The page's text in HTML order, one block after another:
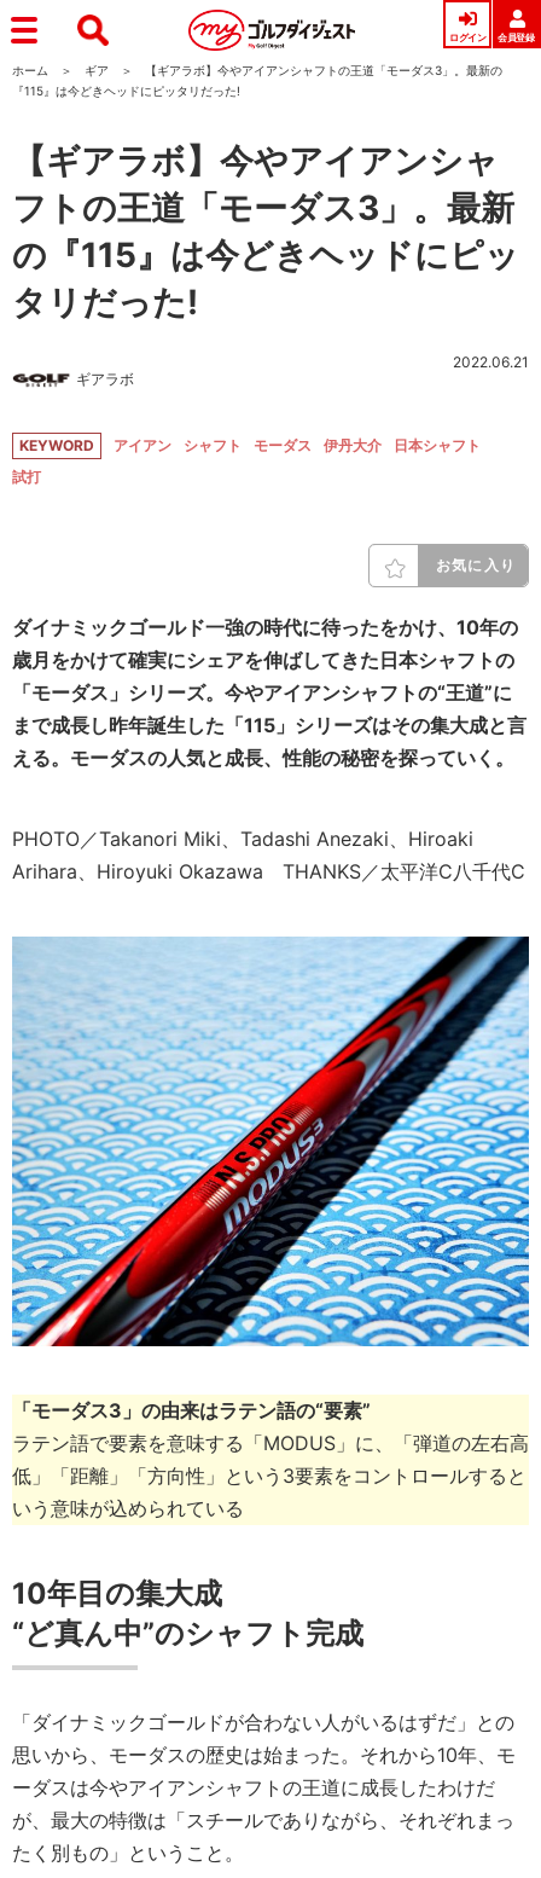
ログイン 会員登録
ホーム ギア
【ギアラボ】今やアイアンシャフトの王道「モーダス3」。最新の
『115』は今どきヘッドにピッタリだった!
【ギアラボ】今やアイアンシャ
フトの王道「モーダス3」。最新
の『115』は今どきヘッドにピッ
タリだった!
ギアラボ
2022.06.21
KEYWORD アイアン シャフト モーダス 伊丹大介
日本シャフト
試打
お気に入り
ダイナミックゴールド一強の時代に待ったをかけ、10年の
歳月をかけて確実にシェアを伸ばしてきた日本シャフトの
「モーダス」シリーズ。今やアイアンシャフトの“王道”に
まで成長し昨年誕生した「115」シリーズはその集大成と言
える。モーダスの人気と成長、性能の秘密を探っていく。
PHOTO／Takanori Miki、Tadashi Anezaki、Hiroaki
Arihara、Hiroyuki Okazawa THANKS／太平洋C八千代C
「モーダス3」の由来はラテン語の“要素”
ラテン語で要素を意味する「MODUS」に、「弾道の左右高
低」「距離」「方向性」という3要素をコントロールすると
いう意味が込められている
10年目の集大成
“ど真ん中”のシャフト完成
「ダイナミックゴールドが合わない人がいるはずだ」との
思いから、モーダスの歴史は始まった。それから10年、モ
ーダスは今やアイアンシャフトの王道に成長したわけだ
が、最大の特徴は「スチールでありながら、それぞれまっ
たく別もの」ということ。